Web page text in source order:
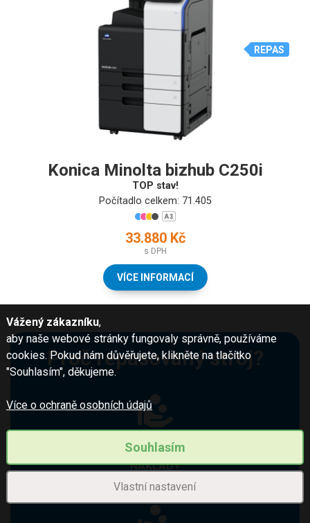
REPAS
Konica Minolta bizhub C250i
TOP stav!
Počítadlo celkem: 71.405
33.880 Kč
s DPH
VÍCE INFORMACÍ
Proč repasovaný stroj?
POLOVIČNÍ POŘIZOVACÍ
NÁKLADY
Vážený zákazníku,
aby naše webové stránky fungovaly správně, používáme
cookies. Pokud nám důvěřujete, klikněte na tlačítko
"Souhlasím", děkujeme.
Více o ochraně osobních údajů
Souhlasím
Vlastní nastavení